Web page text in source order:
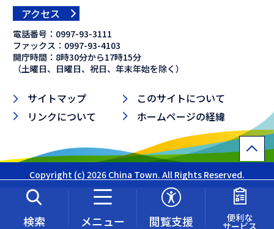
検索 メニュー 閲覧支援 便利な
サービス
アクセス
電話番号： 0997-93-3111
ファックス： 0997-93-4103
開庁時間：8時30分から17時15分
（土曜日、日曜日、祝日、年末年始を除く）
サイトマップ
このサイトについて
リンクについて
ホームページの経緯
Copyright (c) 2026 China Town. All Rights Reserved.